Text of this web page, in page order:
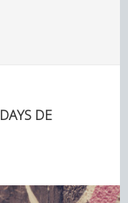
DE